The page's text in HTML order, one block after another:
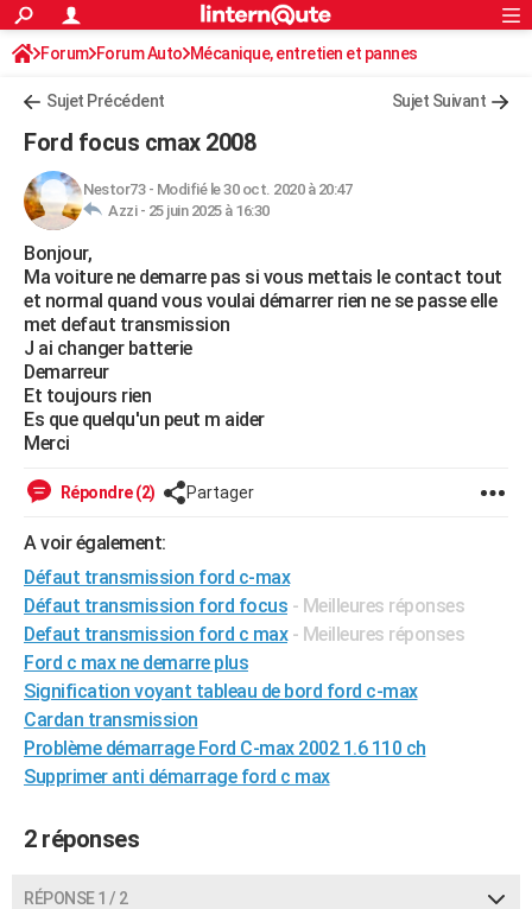
ACTUALITÉS
Politique
Société
Faits Divers
Education
Monde
Villes
+
FINANCE
Retraite
Impôts
Epargne
Immobilier
Risques naturels par ville
Banque
Assurance
Crédit
AUTO
Essais
Réserver un essai
Citadines
Berlines
SUV
Forum auto
+HIGH-TECH
Mobiles
Meilleur smartphone
Internet
Ordinateurs
Jeux vidéo
Guide high-tech
+BRICOLAGE
Forum
Aménagement intérieur
Extérieur
Cuisine
Salle de bains
Jardinage
Rangement
WEEK-END
Guides de France
Escapades
Patrimoine
Expositions
Musées
Week-end nature
+LIFESTYLE
Alimentation
Guide de la santé
Maladies
Médicaments
Sommeil
Destinations
City break
Voyage nature
Voyage de noces
Forum
Climat
+
GUIDES D'ACHAT
BONS PLANS
CARTE DE VOEUX
Carte de Noël
Carte Bonne année
Carte Saint-Valentin
Carte Pâques
Carte d'anniversaire
DICTIONNAIRE
COPAINS D'AVANT
S'inscrire
Se connecter
Lycées
Collèges
Primaires
Universités
Entreprises
Service militaire
Avis de recherche
AVIS DE DÉCÈS
Rechercher
S'inscrire
Connexion
Forum Forum Auto Mécanique, entretien et pannes
Sujet Précédent Sujet Suivant
Ford focus cmax 2008
Nestor73- Modifié le 30 oct. 2020 à 20:47
Azzi - 25 juin 2025 à 16:30
Bonjour,
Ma voiture ne demarre pas si vous mettais le contact tout
et normal quand vous voulai démarrer rien ne se passe elle
met defaut transmission
J ai changer batterie
Demarreur
Et toujours rien
Es que quelqu'un peut m aider
Merci
Répondre (2) Partager
A voir également:
Défaut transmission ford c-max
Défaut transmission ford focus - Meilleures réponses
Defaut transmission ford c max - Meilleures réponses
Ford c max ne demarre plus
Signification voyant tableau de bord ford c-max
Cardan transmission
Problème démarrage Ford C-max 2002 1.6 110 ch
Supprimer anti démarrage ford c max
2 réponses
RÉPONSE 1 / 2